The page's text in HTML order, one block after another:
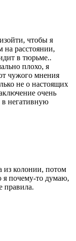
чтобы я
на расстоянии,
в тюрьме..
плохо, я
чужого мнения
не о настоящих
очень
в негативную
из колонии, потом
я почему-то думаю,
правила.